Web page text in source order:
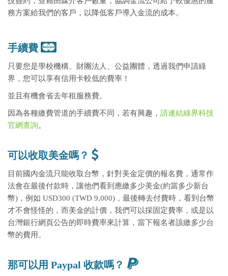
務方案給我們的客戶，以降低客戶導入金流的成本。
手續費
只要您是學校機構、財團法人、公益團體，透過我們申請綠
界，您可以享有信用卡較低的費率！
並且有機會省去年租服務費。
因為各種繳費管道的手續費不同，若有興趣， 請連結綠界科技
官網查詢。
可以收取美金嗎？
目前國內金流只能收取台幣，針對美金定價的報名費，通常作
法會在最後付款時，讓他們看到應繳多少美金(約當多少新台
幣)，例如 USD300 (TWD 9,000)，最後轉去付費時，看到台幣
才不會怪怪的，而美金的計價，我們可以採固定費率，或是以
台灣銀行網頁公告的即時費率來計算，當下報名者該繳多少台
幣的費用。
那可以用 Paypal 收款嗎？